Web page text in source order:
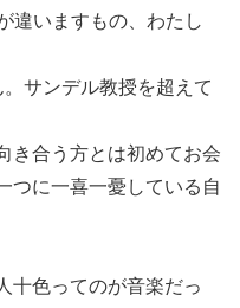
違いますもの、わたし
サンデル教授を超えて
き合う方とは初めてお会
つに一喜一憂している自
十色ってのが音楽だっ